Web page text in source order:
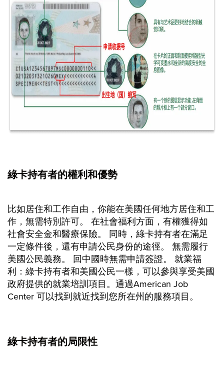
綠卡持有者的權利和優勢
比如居住和工作自由，你能在美國任何地方居住和工
作，無需特別許可。 在社會福利方面，有權獲得如
社會安全金和醫療保險。 同時，綠卡持有者在滿足
一定條件後，還有申請公民身份的途徑。 無需履行
美國公民義務。 回中國時無需申請簽證。 就業福
利：綠卡持有者和美國公民一樣，可以參與享受美國
政府提供的就業培訓項目。通過American Job
Center 可以找到就近找到您所在州的服務項目。
綠卡持有者的局限性